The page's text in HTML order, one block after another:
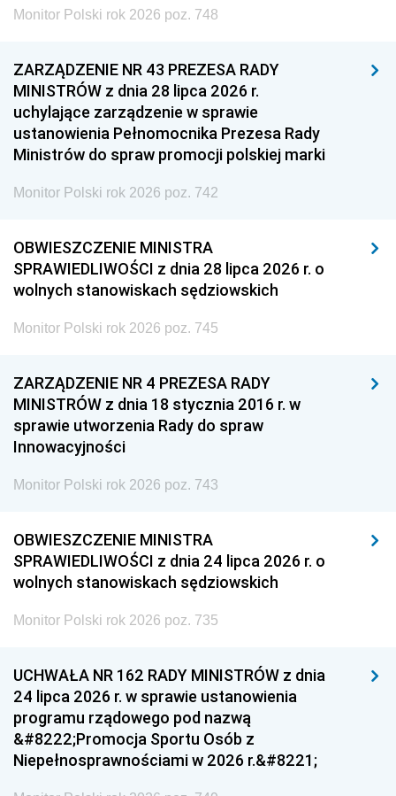
Monitor Polski rok 2026 poz. 748
ZARZĄDZENIE NR 43 PREZESA RADY
MINISTRÓW z dnia 28 lipca 2026 r.
uchylające zarządzenie w sprawie
ustanowienia Pełnomocnika Prezesa Rady
Ministrów do spraw promocji polskiej marki
Monitor Polski rok 2026 poz. 742
OBWIESZCZENIE MINISTRA
SPRAWIEDLIWOŚCI z dnia 28 lipca 2026 r. o
wolnych stanowiskach sędziowskich
Monitor Polski rok 2026 poz. 745
ZARZĄDZENIE NR 4 PREZESA RADY
MINISTRÓW z dnia 18 stycznia 2016 r. w
sprawie utworzenia Rady do spraw
Innowacyjności
Monitor Polski rok 2026 poz. 743
OBWIESZCZENIE MINISTRA
SPRAWIEDLIWOŚCI z dnia 24 lipca 2026 r. o
wolnych stanowiskach sędziowskich
Monitor Polski rok 2026 poz. 735
UCHWAŁA NR 162 RADY MINISTRÓW z dnia
24 lipca 2026 r. w sprawie ustanowienia
programu rządowego pod nazwą
&#8222;Promocja Sportu Osób z
Niepełnosprawnościami w 2026 r.&#8221;